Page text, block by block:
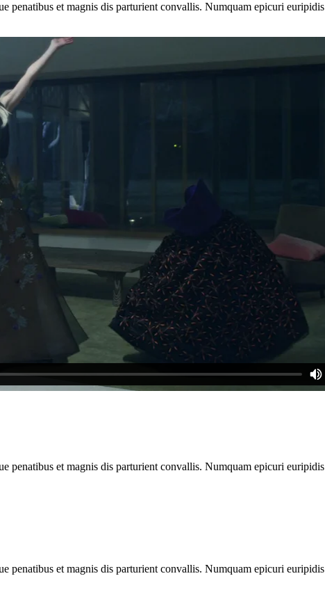
penatibus et magnis dis parturient convallis. Numquam epicuri euripidis
penatibus et magnis dis parturient convallis. Numquam epicuri euripidis
penatibus et magnis dis parturient convallis. Numquam epicuri euripidis